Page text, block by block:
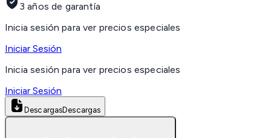
3 años de garantía
Inicia sesión para ver precios especiales
Iniciar Sesión
Inicia sesión para ver precios especiales
Iniciar Sesión
DescargasDescargas